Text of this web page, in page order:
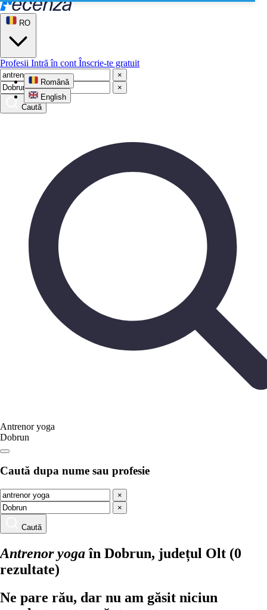
RO
Română
English
Profesii Intră în cont Înscrie-te gratuit
×
×
Caută
Antrenor yoga
Dobrun
Caută dupa nume sau profesie
×
×
Caută
Antrenor yogaîn Dobrun, județul Olt (0
rezultate)
Ne pare rău, dar nu am găsit niciun